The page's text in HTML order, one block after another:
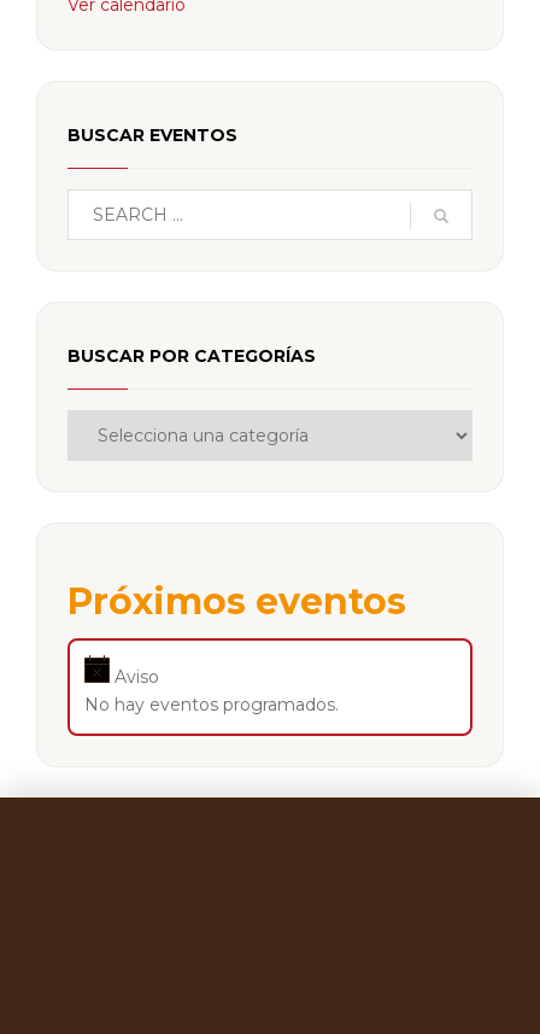
Ver calendario
BUSCAR EVENTOS
BUSCAR POR CATEGORÍAS
Próximos eventos
Aviso
No hay eventos programados.